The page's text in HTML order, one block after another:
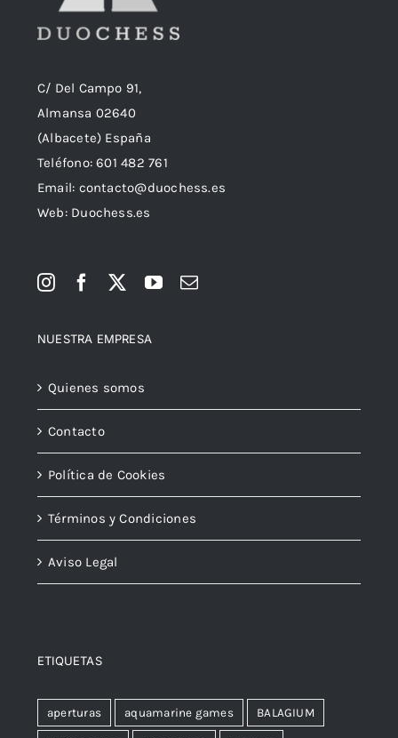
C/ Del Campo 91,
Almansa 02640
(Albacete) España
Teléfono:601 482 761
Email: contacto@duochess.es
Web: Duochess.es
NUESTRA EMPRESA
Quienes somos
Contacto
Política de Cookies
Términos y Condiciones
Aviso Legal
ETIQUETAS
aperturas aquamarine games BALAGIUM